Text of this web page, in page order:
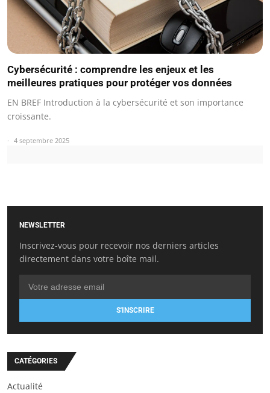
Cybersécurité : comprendre les enjeux et les
meilleures pratiques pour protéger vos données
EN BREF Introduction à la cybersécurité et son importance
croissante.
4 septembre 2025
NEWSLETTER
Inscrivez-vous pour recevoir nos derniers articles
directement dans votre boîte mail.
S'INSCRIRE
CATÉGORIES
Actualité